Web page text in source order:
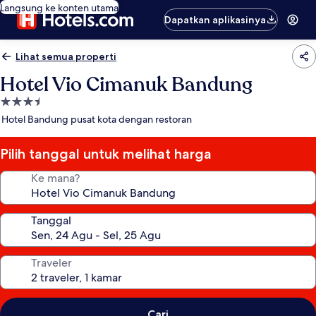
Langsung ke konten utama
Dapatkan aplikasinya
Lihat semua properti
Hotel Vio Cimanuk Bandung
Properti
bintang
Hotel Bandung pusat kota dengan restoran
Pilih tanggal untuk melihat harga
Ke mana?
Tanggal
Traveler